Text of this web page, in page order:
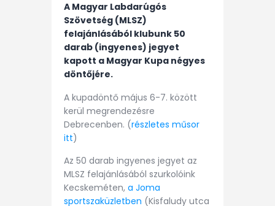
A Magyar Labdarúgós
Szövetség (MLSZ)
felajánlásából klubunk 50
darab (ingyenes) jegyet
kapott a Magyar Kupa négyes
döntőjére.
A kupadöntő május 6-7. között
kerül megrendezésre
Debrecenben. (részletes műsor
itt)
Az 50 darab ingyenes jegyet az
MLSZ felajánlásából szurkolóink
Kecskeméten, a Joma
sportszaküzletben (Kisfaludy utca